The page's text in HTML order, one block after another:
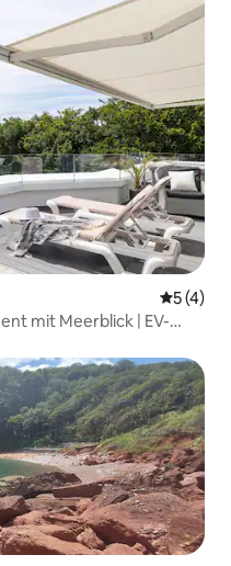
5 (4)
mit Meerblick | EV-